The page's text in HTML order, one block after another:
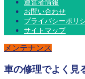
運営者情報
お問い合わせ
プライバシーポリ
サイトマップ
メンテナンス
車の修理でよく見